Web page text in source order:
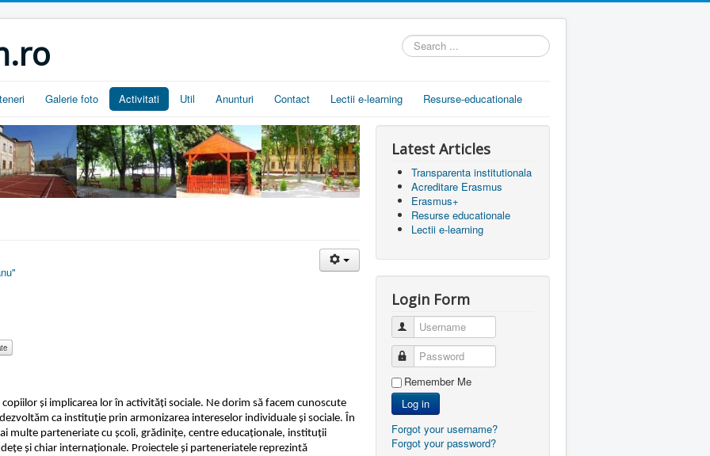
Search
...
Galerie foto Activitati Util Anunturi Contact Lectii e-learning Resurse-educationale
și implicarea lor în activități sociale. Ne dorim să facem cunoscute
ca instituție prin armonizarea intereselor individuale și sociale. În
multe parteneriate cu școli, grădinițe, centre educaționale, instituții
și chiar internaționale. Proiectele și parteneriatele reprezintă
Latest Articles
Transparenta institutionala
Acreditare Erasmus
Erasmus+
Resurse educationale
Lectii e-learning
Login Form
Username
Password
Remember Me
Log in
Forgot your username?
Forgot your password?